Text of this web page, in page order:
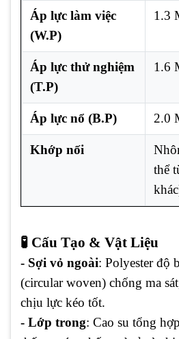
Áp lực làm việc
(W.P)
1.3
Áp lực thử nghiệm
(T.P)
1.6
Áp lực nổ (B.P) 2.0
Khớp nối
thể
🧪 Cấu Tạo & Vật Liệu
- Sợi vỏ ngoài: Polyester độ
(circular woven) chống ma
chịu lực kéo tốt.
- Lớp trong: Cao su tổng